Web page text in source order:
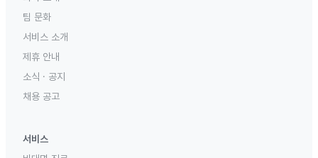
팀 문화
서비스 소개
제휴 안내
소식 · 공지
채용 공고
서비스